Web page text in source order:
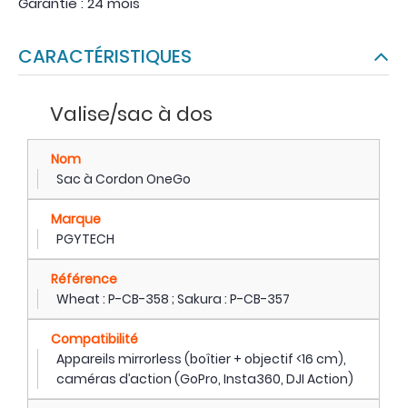
CARACTÉRISTIQUES
Valise/sac à dos
Nom
Sac à Cordon OneGo
Marque
PGYTECH
Référence
Wheat : P-CB-358 ; Sakura : P-CB-357
Compatibilité
Appareils mirrorless (boîtier + objectif <16 cm),
caméras d’action (GoPro, Insta360, DJI Action)